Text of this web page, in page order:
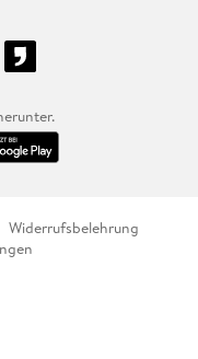
Widerrufsbelehrung